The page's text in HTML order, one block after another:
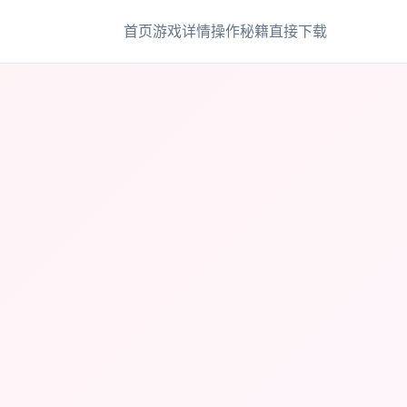
首页游戏详情操作秘籍直接下载